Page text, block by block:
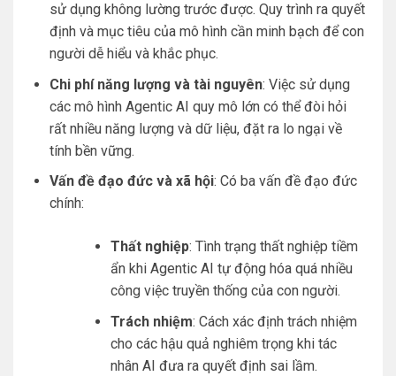
sử dụng không lường trước được. Quy trình ra quyết
định và mục tiêu của mô hình cần minh bạch để con
người dễ hiểu và khắc phục.
Chi phí năng lượng và tài nguyên: Việc sử dụng
các mô hình Agentic AI quy mô lớn có thể đòi hỏi
rất nhiều năng lượng và dữ liệu, đặt ra lo ngại về
tính bền vững.
Vấn đề đạo đức và xã hội: Có ba vấn đề đạo đức
chính:
Thất nghiệp: Tình trạng thất nghiệp tiềm
ẩn khi Agentic AI tự động hóa quá nhiều
công việc truyền thống của con người.
Trách nhiệm: Cách xác định trách nhiệm
cho các hậu quả nghiêm trọng khi tác
nhân AI đưa ra quyết định sai lầm.